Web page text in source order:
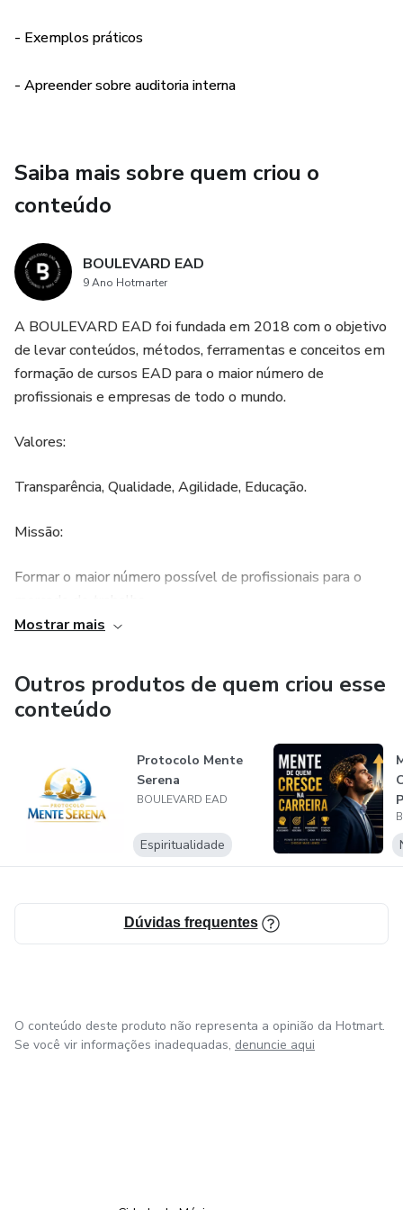
no mercado que pode te ajudar.
A gestão da qualidade atualmente está entre as melhores
- Exemplos práticos
- Apreender sobre auditoria interna
Saiba mais sobre quem criou o
conteúdo
BOULEVARD EAD
9 Ano Hotmarter
A BOULEVARD EAD foi fundada em 2018 com o objetivo
de levar conteúdos, métodos, ferramentas e conceitos em
formação de cursos EAD para o maior número de
profissionais e empresas de todo o mundo.
Valores:
Transparência, Qualidade, Agilidade, Educação.
Missão:
Formar o maior número possível de profissionais para o
Ser referência na educação EAD.
Temos cursos em diversas áreas, desde analista da
qualidade, auditoria, excel, entre outros.
Alguns deles com acesso vitalícios.
Mostrar mais
Outros produtos de quem criou esse
conteúdo
Protocolo Mente
Serena
BOULEVARD EAD
Espiritualidade
Dúvidas frequentes
O conteúdo deste produto não representa a opinião da Hotmart.
Se você vir informações inadequadas, denuncie aqui